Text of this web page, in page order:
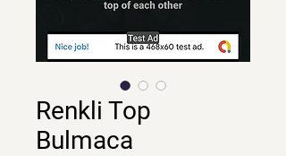
Renkli Top
Bulmaca